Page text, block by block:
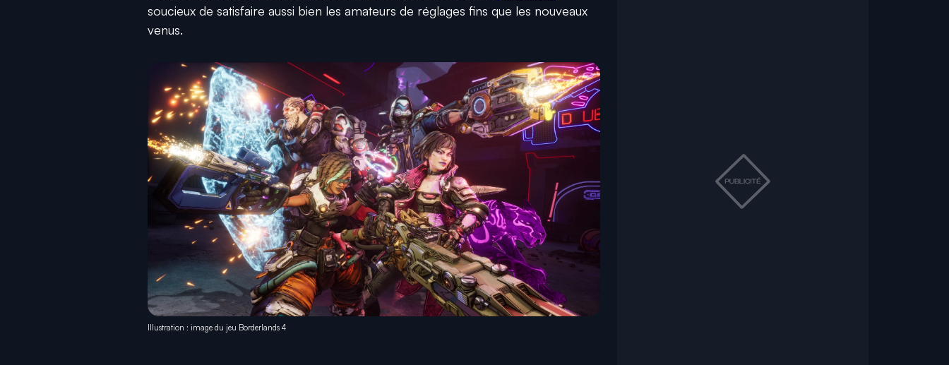
soucieux de satisfaire aussi bien les amateurs de réglages fins que les nouveaux
venus.
Illustration : image du jeu Borderlands 4